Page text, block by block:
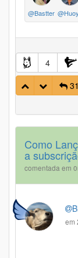
@Bastter
4
31
Como
a
comentada em
em